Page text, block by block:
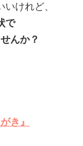
けれど、
で
んか？
き』